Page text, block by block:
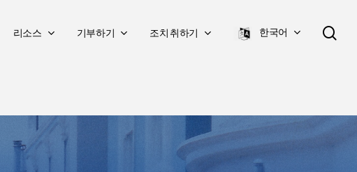
리소스 기부하기 조치 취하기 한국어